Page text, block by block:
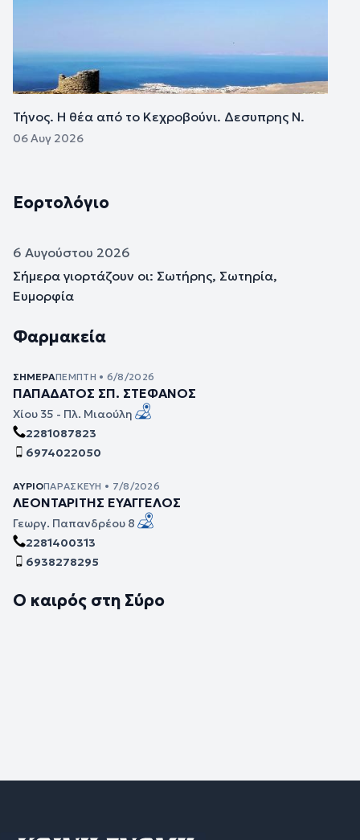
Τήνος. Η θέα από το Κεχροβούνι. Δεσυπρης Ν.
06 Αυγ 2026
Εορτολόγιο
6 Αυγούστου 2026
Σήμερα γιορτάζουν οι: Σωτήρης, Σωτηρία,
Ευμορφία
Φαρμακεία
ΣΉΜΕΡΑΠΈΜΠΤΗ • 6/8/2026
ΠΑΠΑΔΑΤΟΣ ΣΠ. ΣΤΕΦΑΝΟΣ
Χίου 35 - Πλ. Μιαούλη
2281087823
6974022050
ΑΎΡΙΟΠΑΡΑΣΚΕΥΉ • 7/8/2026
ΛΕΟΝΤΑΡΙΤΗΣ ΕΥΑΓΓΕΛΟΣ
Γεωργ. Παπανδρέου 8
2281400313
6938278295
Ο καιρός στη Σύρο